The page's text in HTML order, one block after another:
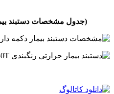
(جدول مشخصات دستبند